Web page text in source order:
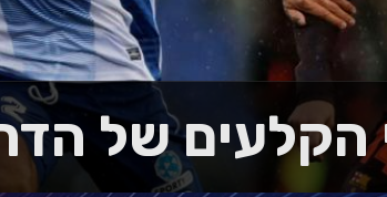
הקלעים של